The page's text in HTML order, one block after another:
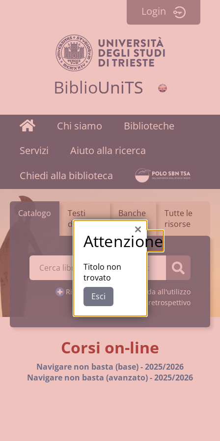
Login
BiblioUniTS
HomepageChi siamo
Biblioteche
Servizi
Aiuto alla ricerca
Chiedi alla biblioteca
BiblioEst
Catalogo
Testi
d'esame
Banche
dati
Tutte le
risorse
Cerca su "Catalogo"
Cerca
Ricerca avanzata
Guida all'utilizzo
Catalogo retrospettivo
Corsi on-line
Navigare non basta (base) - 2025/2026
Navigare non basta (avanzato) - 2025/2026
Attenzione
Titolo non
trovato
Esci
Chiudi